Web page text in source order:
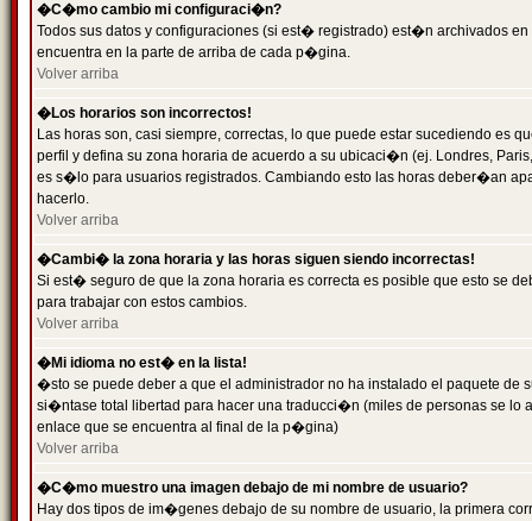
�C�mo cambio mi configuraci�n?
Todos sus datos y configuraciones (si est� registrado) est�n archivados
encuentra en la parte de arriba de cada p�gina.
Volver arriba
�Los horarios son incorrectos!
Las horas son, casi siempre, correctas, lo que puede estar sucediendo es
perfil y defina su zona horaria de acuerdo a su ubicaci�n (ej. Londres,
es s�lo para usuarios registrados. Cambiando esto las horas deber�an
hacerlo.
Volver arriba
�Cambi� la zona horaria y las horas siguen siendo incorrectas!
Si est� seguro de que la zona horaria es correcta es posible que esto se
para trabajar con estos cambios.
Volver arriba
�Mi idioma no est� en la lista!
�sto se puede deber a que el administrador no ha instalado el paquete
si�ntase total libertad para hacer una traducci�n (miles de personas se
enlace que se encuentra al final de la p�gina)
Volver arriba
�C�mo muestro una imagen debajo de mi nombre de usuario?
Hay dos tipos de im�genes debajo de su nombre de usuario, la primera